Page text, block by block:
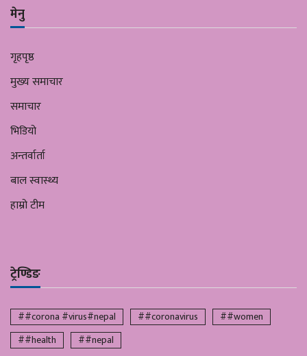
मेनु
गृहपृष्ठ
मुख्य समाचार
समाचार
भिडियो
अन्तर्वार्ता
बाल स्वास्थ्य
हाम्रो टीम
ट्रेण्डिङ
##corona #virus#nepal ##coronavirus
##women
##health
##nepal